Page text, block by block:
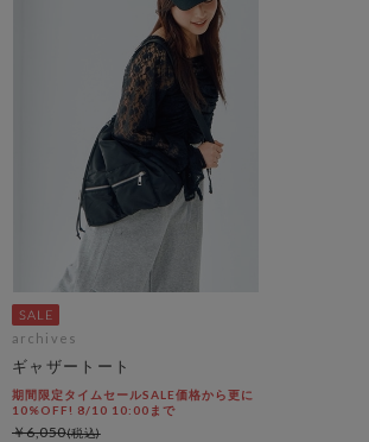
archives
ギャザートート
期間限定タイムセールSALE価格から更に
10%OFF! 8/10 10:00まで
￥6,050